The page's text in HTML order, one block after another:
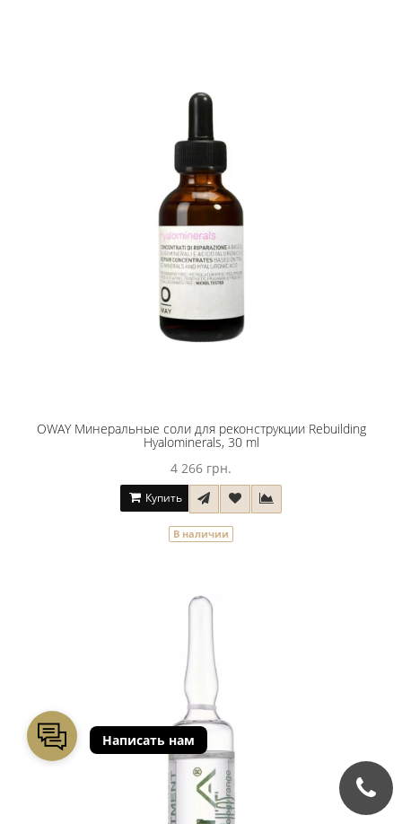
OWAY Минеральные соли для реконструкции Rebuilding
Hyalominerals, 30 ml
4 266 грн.
Купить
В наличии